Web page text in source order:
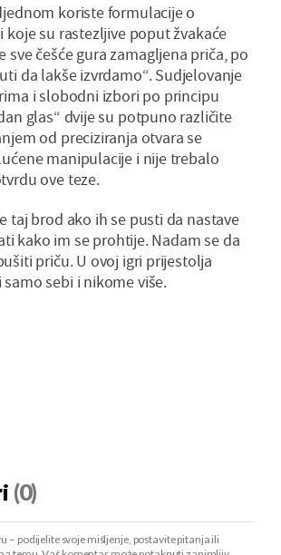
koriste formulacije o
koje su rastezljive poput žvakaće
sve češće gura zamagljena priča, po
da lakše izvrdamo“. Sudjelovanje
i slobodni izbori po principu
glas“ dvije su potpuno različite
od preciziranja otvara se
manipulacije i nije trebalo
ove teze.
taj brod ako ih se pusti da nastave
kako im se prohtije. Nadam se da
priču. U ovoj igri prijestolja
sebi i nikome više.
(0)
– podijelite svoje mišljenje, postavite pitanja ili